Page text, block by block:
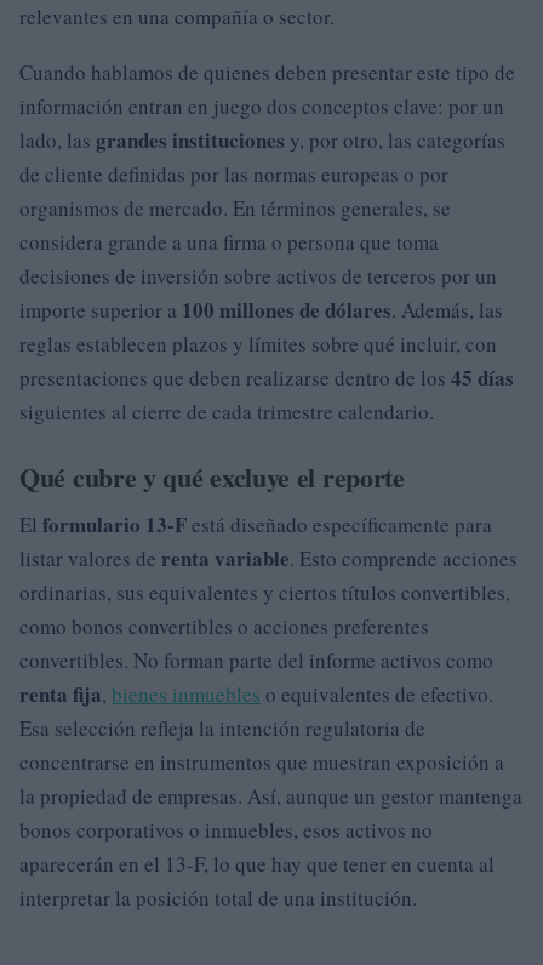
relevantes en una compañía o sector.
Cuando hablamos de quienes deben presentar este tipo de
información entran en juego dos conceptos clave: por un
lado, las grandes instituciones y, por otro, las categorías
de cliente definidas por las normas europeas o por
organismos de mercado. En términos generales, se
considera grande a una firma o persona que toma
decisiones de inversión sobre activos de terceros por un
importe superior a 100 millones de dólares. Además, las
reglas establecen plazos y límites sobre qué incluir, con
presentaciones que deben realizarse dentro de los 45 días
siguientes al cierre de cada trimestre calendario.
Qué cubre y qué excluye el reporte
El formulario 13-Festá diseñado específicamente para
listar valores de renta variable. Esto comprende acciones
ordinarias, sus equivalentes y ciertos títulos convertibles,
como bonos convertibles o acciones preferentes
convertibles. No forman parte del informe activos como
renta fija, bienes inmuebles o equivalentes de efectivo.
Esa selección refleja la intención regulatoria de
concentrarse en instrumentos que muestran exposición a
la propiedad de empresas. Así, aunque un gestor mantenga
bonos corporativos o inmuebles, esos activos no
aparecerán en el 13-F, lo que hay que tener en cuenta al
interpretar la posición total de una institución.